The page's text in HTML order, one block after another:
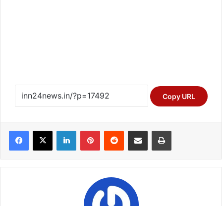
Copy URL
Facebook
X LinkedInPinterestReddit Share via Email Print